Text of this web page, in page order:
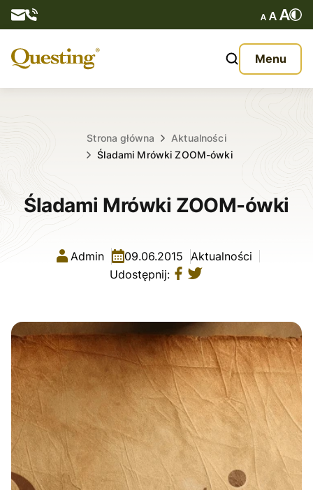
Menu
O nas
Kontakt
Strona główna
Aktualności
Śladami Mrówki ZOOM-ówki
Śladami Mrówki ZOOM-ówki
Admin 09.06.2015 Aktualności
Udostępnij: